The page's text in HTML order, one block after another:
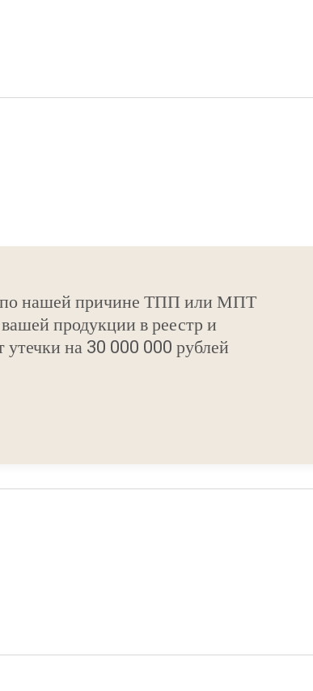
по нашей причине ТПП или МПТ
продукции в реестр и
утечки на 30 000 000 рублей